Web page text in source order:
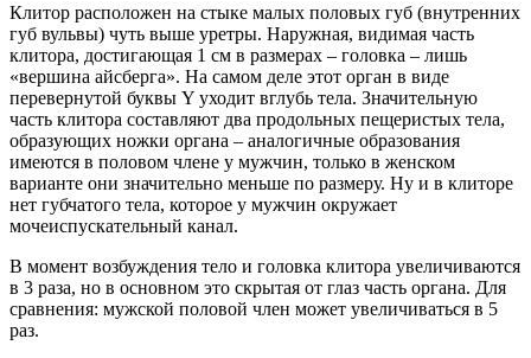
Клитор расположен на стыке малых половых губ (внутренних
губ вульвы) чуть выше уретры. Наружная, видимая часть
клитора, достигающая 1 см в размерах – головка – лишь
«вершина айсберга». На самом деле этот орган в виде
перевернутой буквы Y уходит вглубь тела. Значительную
часть клитора составляют два продольных пещеристых тела,
образующих ножки органа – аналогичные образования
имеются в половом члене у мужчин, только в женском
варианте они значительно меньше по размеру. Ну и в клиторе
нет губчатого тела, которое у мужчин окружает
мочеиспускательный канал.
В момент возбуждения тело и головка клитора увеличиваются
в 3 раза, но в основном это скрытая от глаз часть органа. Для
сравнения: мужской половой член может увеличиваться в 5
раз.